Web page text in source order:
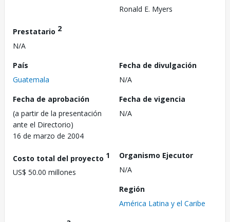
Ronald E. Myers
Prestatario 2
N/A
País
Guatemala
Fecha de divulgación
N/A
Fecha de aprobación
(a partir de la presentación
ante el Directorio)
16 de marzo de 2004
Fecha de vigencia
N/A
Costo total del proyecto 1
US$ 50.00 millones
Organismo Ejecutor
N/A
Región
América Latina y el Caribe